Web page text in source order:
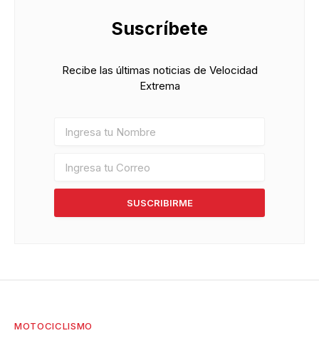
Suscríbete
Recibe las últimas noticias de Velocidad
Extrema
SUSCRIBIRME
MOTOCICLISMO